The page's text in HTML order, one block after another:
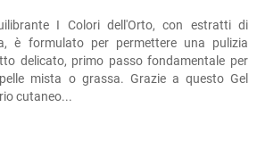
I Colori dell'Orto, con estratti di
è formulato per permettere una pulizia
delicato, primo passo fondamentale per
mista o grassa. Grazie a questo Gel
cutaneo...